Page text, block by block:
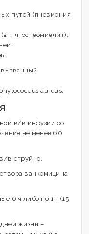
путей (пневмония,
т.ч. остеомиелит);
aureus.
в/в инфузии со
не менее 60
в струйно.
ванкомицина
6 ч либо по 1 г (15
жизни –